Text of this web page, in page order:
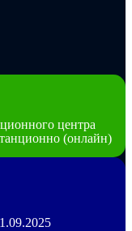
центра
(онлайн)